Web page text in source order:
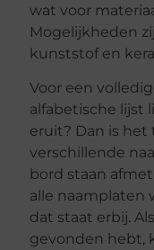
wat voor
Mogelijkheden
kunststof en
Voor een
alfabetische lijst
eruit? Dan is het
verschillende
bord staan
alle naamplaten
dat staat erbij.
gevonden hebt,